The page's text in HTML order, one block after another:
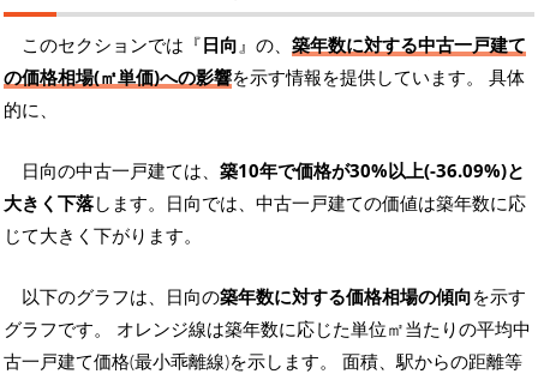
このセクションでは『日向』の、 築年数に対する中古一戸建て
の価格相場(㎡単価)への影響を示す情報を提供しています。 具体
的に、
日向の中古一戸建ては、 築10年で価格が30%以上(-36.09%)と
大きく下落します。日向では、中古一戸建ての価値は築年数に応
じて大きく下がります。
以下のグラフは、日向の築年数に対する価格相場の傾向を示す
グラフです。 オレンジ線は築年数に応じた単位㎡当たりの平均中
古一戸建て価格(最小乖離線)を示します。 面積、駅からの距離等